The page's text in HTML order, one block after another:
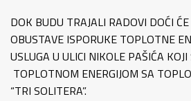
DOK BUDU TRAJALI RADOVI DOĆI
OBUSTAVE ISPORUKE TOPLOTNE
USLUGA U ULICI NIKOLE PAŠIĆA KOJI
TOPLOTNOM ENERGIJOM SA
“TRI SOLITERA”.